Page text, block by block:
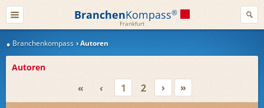
BranchenKompass®
Frankfurt
Branchenkompass Autoren
Autoren
« ‹ 1 2 › »